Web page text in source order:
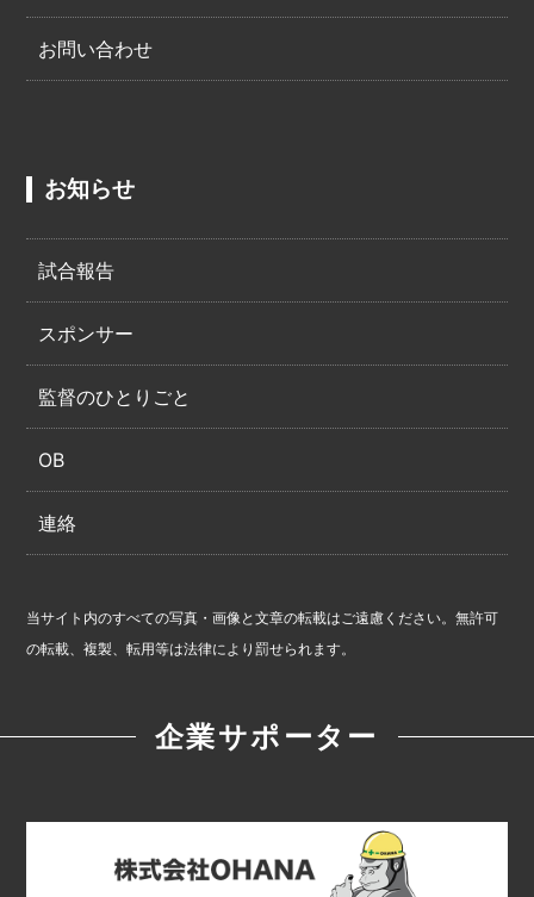
お問い合わせ
お知らせ
試合報告
スポンサー
監督のひとりごと
OB
連絡
当サイト内のすべての写真・画像と文章の転載はご遠慮ください。無許可
の転載、複製、転用等は法律により罰せられます。
企業サポーター